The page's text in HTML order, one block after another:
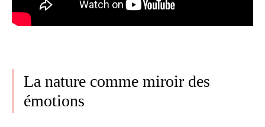
La nature comme miroir des
émotions